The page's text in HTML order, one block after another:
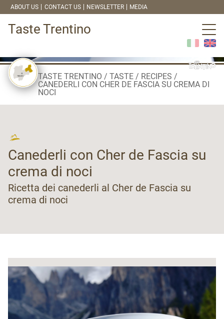
ABOUT US CONTACT US NEWSLETTER MEDIA
Taste Trentino
TASTE TRENTINO TASTE
RECIPES
CANEDERLI CON CHER DE FASCIA SU CREMA DI
NOCI
Canederli con Cher de Fascia su
crema di noci
Ricetta dei canederli al Cher de Fascia su
crema di noci